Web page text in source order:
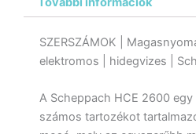
SZERSZÁMOK |
elektromos | hidegvizes |
A Scheppach HCE 2600
számos tartozékot